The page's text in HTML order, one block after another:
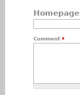
Homepage
Comment *